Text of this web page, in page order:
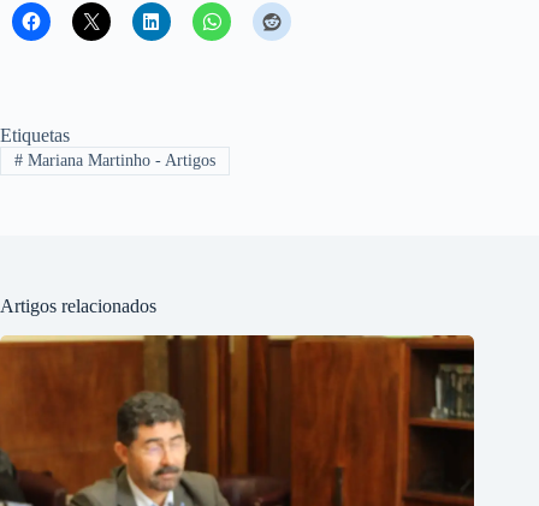
Etiquetas
#Mariana Martinho - Artigos
Artigos relacionados